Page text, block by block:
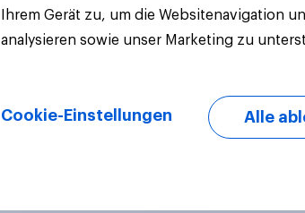
Ihrem Gerät zu, um die Websitenavigation
analysieren sowie unser Marketing zu
Cookie-Einstellungen Alle